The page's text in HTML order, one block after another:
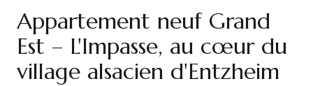
Appartement neuf Grand
Est – L'Impasse, au cœur du
village alsacien d'Entzheim